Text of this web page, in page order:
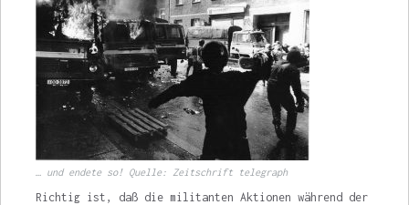
… und endete so! Quelle: Zeitschrift telegraph
Richtig ist, daß die militanten Aktionen während der